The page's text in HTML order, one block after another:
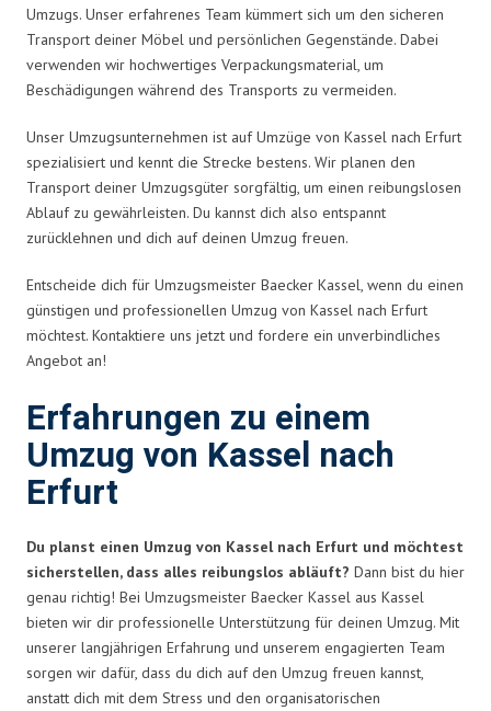
Umzugs. Unser erfahrenes Team kümmert sich um den sicheren
Transport deiner Möbel und persönlichen Gegenstände. Dabei
verwenden wir hochwertiges Verpackungsmaterial, um
Beschädigungen während des Transports zu vermeiden.
Unser Umzugsunternehmen ist auf Umzüge von Kassel nach Erfurt
spezialisiert und kennt die Strecke bestens. Wir planen den
Transport deiner Umzugsgüter sorgfältig, um einen reibungslosen
Ablauf zu gewährleisten. Du kannst dich also entspannt
zurücklehnen und dich auf deinen Umzug freuen.
Entscheide dich für Umzugsmeister Baecker Kassel, wenn du einen
günstigen und professionellen Umzug von Kassel nach Erfurt
möchtest. Kontaktiere uns jetzt und fordere ein unverbindliches
Angebot an!
Erfahrungen zu einem
Umzug von Kassel nach
Erfurt
Du planst einen Umzug von Kassel nach Erfurt und möchtest
sicherstellen, dass alles reibungslos abläuft? Dann bist du hier
genau richtig! Bei Umzugsmeister Baecker Kassel aus Kassel
bieten wir dir professionelle Unterstützung für deinen Umzug. Mit
unserer langjährigen Erfahrung und unserem engagierten Team
sorgen wir dafür, dass du dich auf den Umzug freuen kannst,
anstatt dich mit dem Stress und den organisatorischen